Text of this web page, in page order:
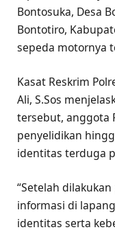
Bontosuka, Desa
Bontotiro,
sepeda motornya
Kasat Reskrim
Ali, S.Sos
tersebut, anggota
penyelidikan
identitas terduga
“Setelah
informasi di
identitas serta